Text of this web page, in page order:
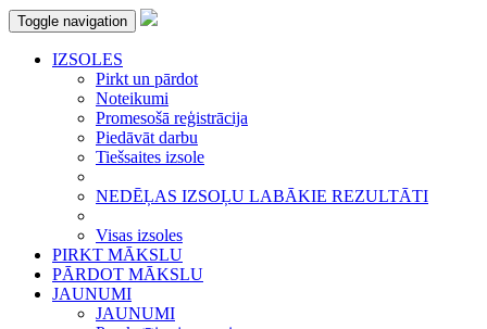
Toggle navigation
IZSOLES
Pirkt un pārdot
Noteikumi
Promesošā reģistrācija
Piedāvāt darbu
Tiešsaites izsole
NEDĒĻAS IZSOĻU LABĀKIE REZULTĀTI
Visas izsoles
PIRKT MĀKSLU
PĀRDOT MĀKSLU
JAUNUMI
JAUNUMI